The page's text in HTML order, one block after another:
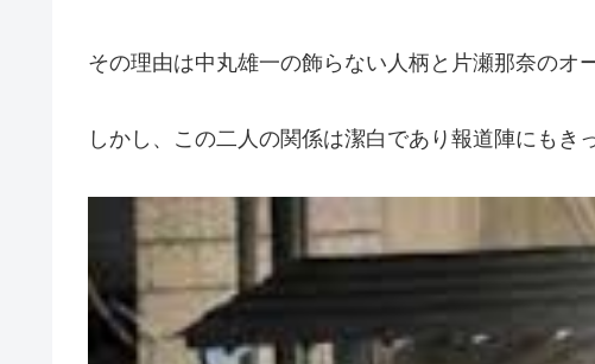
その理由は中丸雄一の飾らない人柄と片瀬那奈のオ
しかし、この二人の関係は潔白であり報道陣にもき